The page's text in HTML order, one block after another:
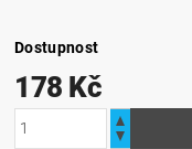
Dostupnost
178 Kč